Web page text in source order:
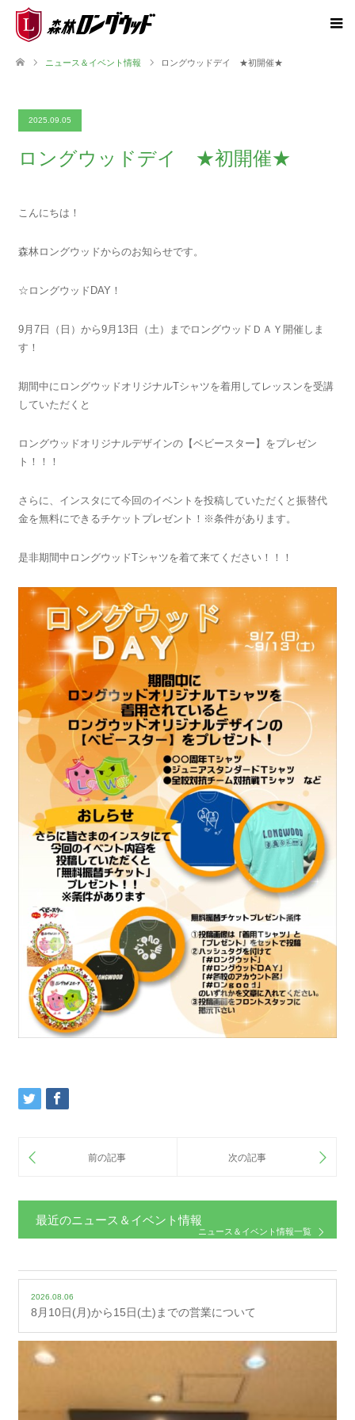
ニュース＆イベント情報 ロングウッドデイ ★初開催★
2025.09.05
ロングウッドデイ ★初開催★
こんにちは！
森林ロングウッドからのお知らせです。
☆ロングウッドDAY！
9月7日（日）から9月13日（土）までロングウッドＤＡＹ開催しま
す！
期間中にロングウッドオリジナルTシャツを着用してレッスンを受講
していただくと
ロングウッドオリジナルデザインの【ベビースター】をプレゼン
ト！！！
さらに、インスタにて今回のイベントを投稿していただくと振替代
金を無料にできるチケットプレゼント！※条件があります。
是非期間中ロングウッドTシャツを着て来てください！！！
最近のニュース＆イベント情報
ニュース＆イベント情報一覧
2026.08.06
8月10日(月)から15日(土)までの営業について